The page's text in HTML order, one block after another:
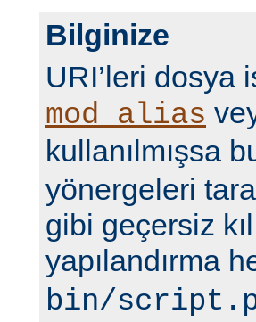
Bilginize
URI’leri dosya
mod_alias
kullanılmışsa
yönergeleri
gibi geçersiz
yapılandırma
bin/